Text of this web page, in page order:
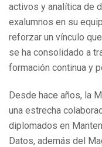
activos y analítica de
exalumnos en su
reforzar un vínculo
se ha consolidado a
formación continua y
Desde hace años, la
una estrecha
diplomados en
Datos, además del